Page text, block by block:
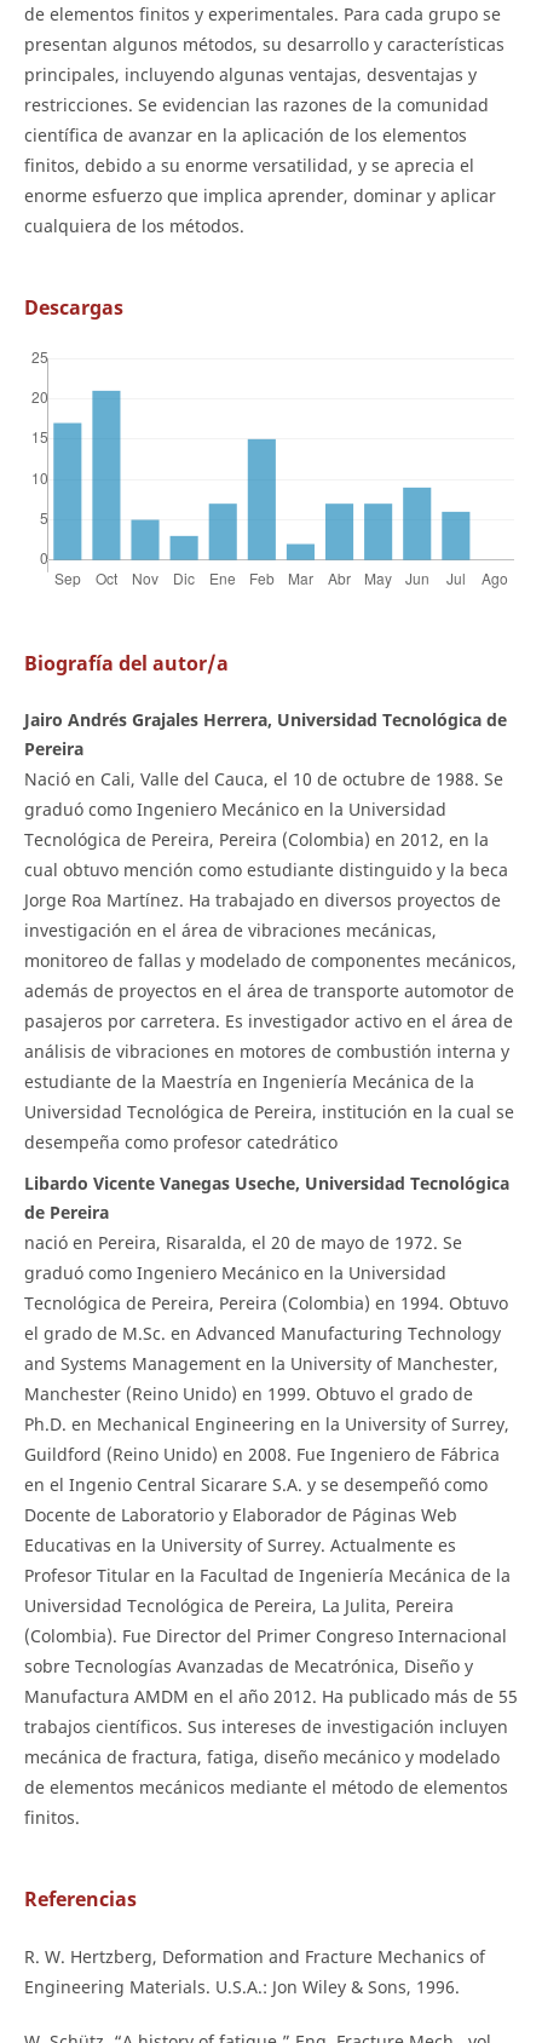
de elementos finitos y experimentales. Para cada grupo se
presentan algunos métodos, su desarrollo y características
principales, incluyendo algunas ventajas, desventajas y
restricciones. Se evidencian las razones de la comunidad
científica de avanzar en la aplicación de los elementos
finitos, debido a su enorme versatilidad, y se aprecia el
enorme esfuerzo que implica aprender, dominar y aplicar
cualquiera de los métodos.
Descargas
Biografía del autor/a
Jairo Andrés Grajales Herrera, Universidad Tecnológica de
Pereira
Nació en Cali, Valle del Cauca, el 10 de octubre de 1988. Se
graduó como Ingeniero Mecánico en la Universidad
Tecnológica de Pereira, Pereira (Colombia) en 2012, en la
cual obtuvo mención como estudiante distinguido y la beca
Jorge Roa Martínez. Ha trabajado en diversos proyectos de
investigación en el área de vibraciones mecánicas,
monitoreo de fallas y modelado de componentes mecánicos,
además de proyectos en el área de transporte automotor de
pasajeros por carretera. Es investigador activo en el área de
análisis de vibraciones en motores de combustión interna y
estudiante de la Maestría en Ingeniería Mecánica de la
Universidad Tecnológica de Pereira, institución en la cual se
desempeña como profesor catedrático
Libardo Vicente Vanegas Useche, Universidad Tecnológica
de Pereira
nació en Pereira, Risaralda, el 20 de mayo de 1972. Se
graduó como Ingeniero Mecánico en la Universidad
Tecnológica de Pereira, Pereira (Colombia) en 1994. Obtuvo
el grado de M.Sc. en Advanced Manufacturing Technology
and Systems Management en la University of Manchester,
Manchester (Reino Unido) en 1999. Obtuvo el grado de
Ph.D. en Mechanical Engineering en la University of Surrey,
Guildford (Reino Unido) en 2008. Fue Ingeniero de Fábrica
en el Ingenio Central Sicarare S.A. y se desempeñó como
Docente de Laboratorio y Elaborador de Páginas Web
Educativas en la University of Surrey. Actualmente es
Profesor Titular en la Facultad de Ingeniería Mecánica de la
Universidad Tecnológica de Pereira, La Julita, Pereira
(Colombia). Fue Director del Primer Congreso Internacional
sobre Tecnologías Avanzadas de Mecatrónica, Diseño y
Manufactura AMDM en el año 2012. Ha publicado más de 55
trabajos científicos. Sus intereses de investigación incluyen
mecánica de fractura, fatiga, diseño mecánico y modelado
de elementos mecánicos mediante el método de elementos
finitos.
Referencias
R. W. Hertzberg, Deformation and Fracture Mechanics of
Engineering Materials. U.S.A.: Jon Wiley & Sons, 1996.